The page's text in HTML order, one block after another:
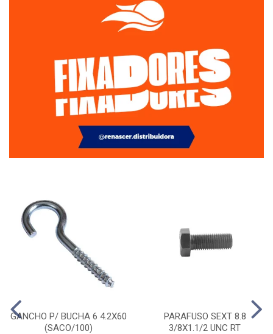
GANCHO P/ BUCHA 6 4.2X60
(SACO/100)
PARAFUSO SEXT 8.8
3/8X1.1/2 UNC RT